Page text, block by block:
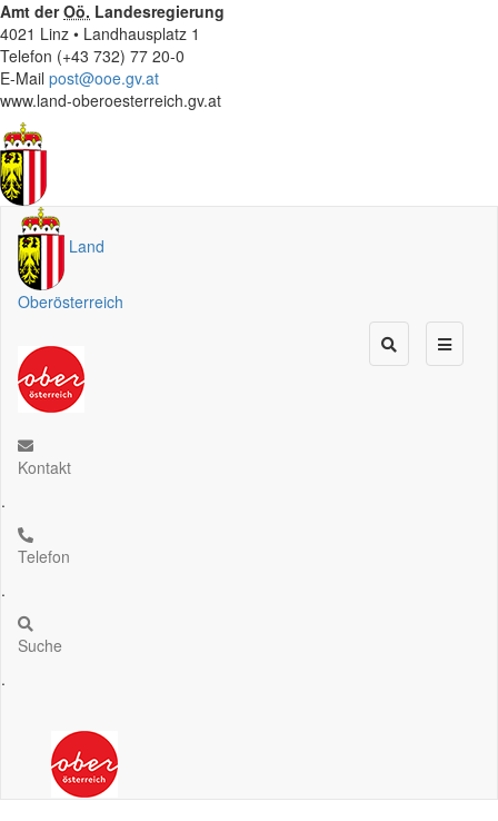
Amt derOö. Landesregierung
4021 Linz • Landhausplatz 1
Telefon (+43 732) 77 20-0
E-Mail post@ooe.gv.at
www.land-oberoesterreich.gv.at
Land
Oberösterreich
Kontakt
.
Telefon
.
Suche
.